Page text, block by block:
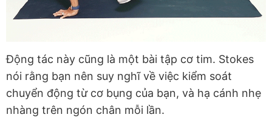
Động tác này cũng là một bài tập cơ tim. Stokes
nói rằng bạn nên suy nghĩ về việc kiểm soát
chuyển động từ cơ bụng của bạn, và hạ cánh nhẹ
nhàng trên ngón chân mỗi lần.